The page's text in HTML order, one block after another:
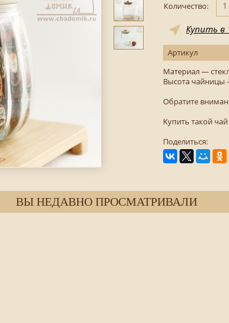
Количество:
Купить в
Артикул
Материал —
Высота чайницы
Обратите
Купить такой
Поделиться:
ВЫ НЕДАВНО ПРОСМАТРИВАЛИ